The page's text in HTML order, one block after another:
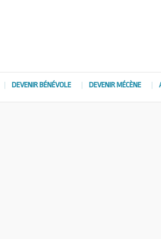
DEVENIR BÉNÉVOLE DEVENIR MÉCÈNE